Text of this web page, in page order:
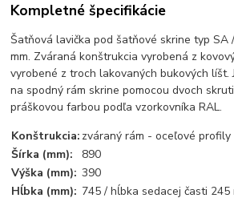
Kompletné špecifikácie
Šatňová lavička pod šatňové skrine typ SA
mm. Zváraná konštrukcia vyrobená z
vyrobené z troch lakovaných bukových líšt.
na spodný rám skrine pomocou dvoch
práškovou farbou podľa vzorkovníka RAL.
Konštrukcia: zváraný rám - oceľové profily
Šírka (mm):
890
Výška (mm): 390
Hĺbka (mm): 745 / hĺbka sedacej časti 245